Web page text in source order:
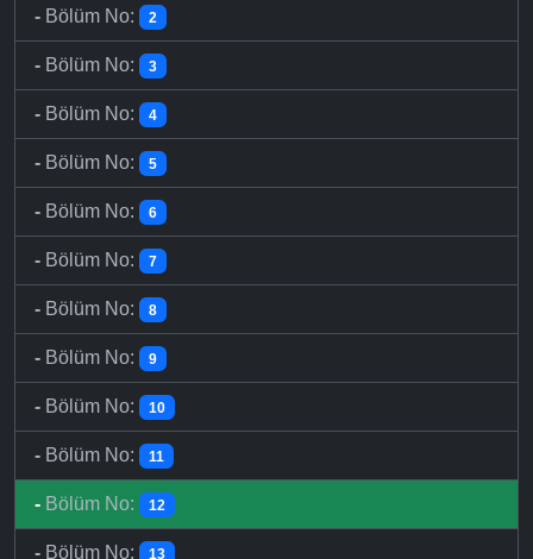
- Bölüm No: 2
- Bölüm No: 3
- Bölüm No: 4
- Bölüm No: 5
- Bölüm No: 6
- Bölüm No: 7
- Bölüm No: 8
- Bölüm No: 9
- Bölüm No: 10
- Bölüm No: 11
- Bölüm No: 12
- Bölüm No: 13